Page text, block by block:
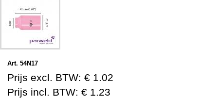
Art. 54N17
Prijs excl. BTW: € 1.02
Prijs incl. BTW: € 1.23